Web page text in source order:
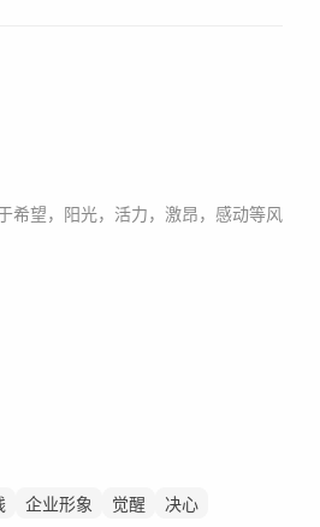
希望，阳光，活力，激昂，感动等风
企业形象 觉醒
决心